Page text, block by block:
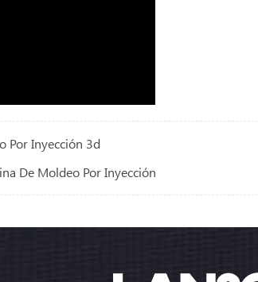
Por Inyección 3d
De Moldeo Por Inyección